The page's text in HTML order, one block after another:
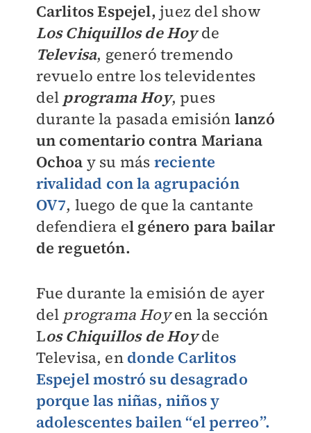
Carlitos Espejel, juez del show
Los Chiquillos de Hoyde
Televisa, generó tremendo
revuelo entre los televidentes
del programa Hoy, pues
durante la pasada emisión lanzó
un comentario contra Mariana
Ochoa y su más reciente
rivalidad con la agrupación
OV7, luego de que la cantante
defendiera el género para bailar
de reguetón.
Fue durante la emisión de ayer
del programa Hoyen la sección
Los Chiquillos de Hoyde
Televisa, en donde Carlitos
Espejel mostró su desagrado
porque las niñas, niños y
adolescentes bailen “el perreo”.